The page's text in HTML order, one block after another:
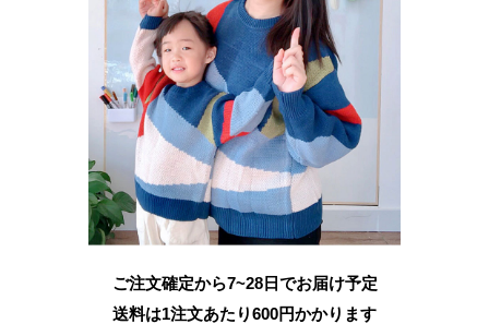
ご注文確定から7~28日でお届け予定
送料は1注文あたり600円かかります